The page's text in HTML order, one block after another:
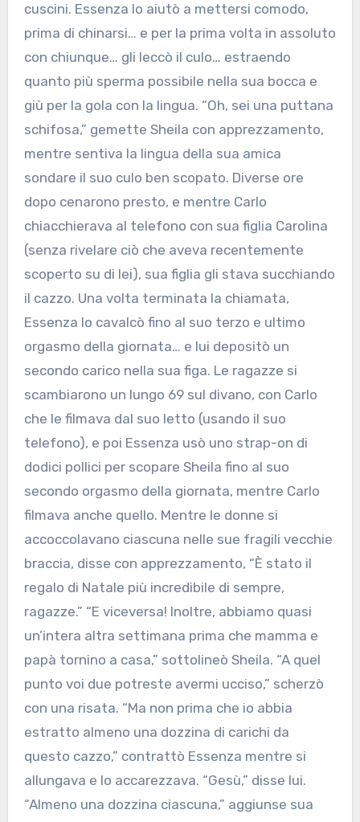
cuscini. Essenza lo aiutò a mettersi comodo,
prima di chinarsi… e per la prima volta in assoluto
con chiunque… gli leccò il culo… estraendo
quanto più sperma possibile nella sua bocca e
giù per la gola con la lingua. “Oh, sei una puttana
schifosa,” gemette Sheila con apprezzamento,
mentre sentiva la lingua della sua amica
sondare il suo culo ben scopato. Diverse ore
dopo cenarono presto, e mentre Carlo
chiacchierava al telefono con sua figlia Carolina
(senza rivelare ciò che aveva recentemente
scoperto su di lei), sua figlia gli stava succhiando
il cazzo. Una volta terminata la chiamata,
Essenza lo cavalcò fino al suo terzo e ultimo
orgasmo della giornata… e lui depositò un
secondo carico nella sua figa. Le ragazze si
scambiarono un lungo 69 sul divano, con Carlo
che le filmava dal suo letto (usando il suo
telefono), e poi Essenza usò uno strap-on di
dodici pollici per scopare Sheila fino al suo
secondo orgasmo della giornata, mentre Carlo
filmava anche quello. Mentre le donne si
accoccolavano ciascuna nelle sue fragili vecchie
braccia, disse con apprezzamento, “È stato il
regalo di Natale più incredibile di sempre,
ragazze.” “E viceversa! Inoltre, abbiamo quasi
un’intera altra settimana prima che mamma e
papà tornino a casa,” sottolineò Sheila. “A quel
punto voi due potreste avermi ucciso,” scherzò
con una risata. “Ma non prima che io abbia
estratto almeno una dozzina di carichi da
questo cazzo,” contrattò Essenza mentre si
allungava e lo accarezzava. “Gesù,” disse lui.
“Almeno una dozzina ciascuna,” aggiunse sua